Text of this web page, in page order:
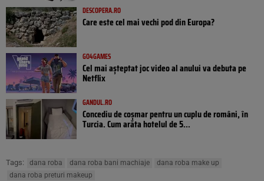
DESCOPERA.RO
Care este cel mai vechi pod din Europa?
GO4GAMES
Cel mai așteptat joc video al anului va debuta pe
Netflix
GANDUL.RO
Concediu de coșmar pentru un cuplu de români, în
Turcia. Cum arăta hotelul de 5...
Tags: dana roba dana roba bani machiaje
dana roba make up
dana roba preturi makeup